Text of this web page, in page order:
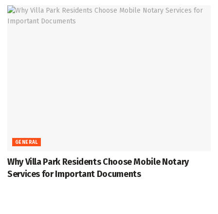
GENERAL
Why Villa Park Residents Choose Mobile Notary
Services for Important Documents